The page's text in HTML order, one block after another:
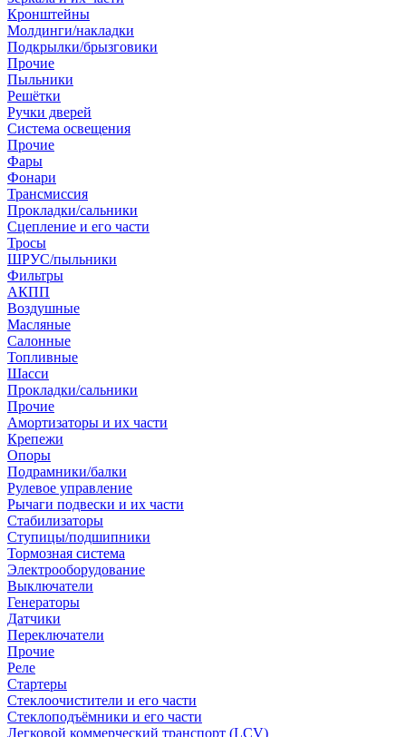
Кронштейны
Молдинги/накладки
Подкрылки/брызговики
Прочие
Пыльники
Решётки
Ручки дверей
Система освещения
Прочие
Фары
Фонари
Трансмиссия
Прокладки/сальники
Сцепление и его части
Тросы
ШРУС/пыльники
Фильтры
АКПП
Воздушные
Масляные
Салонные
Топливные
Шасси
Прокладки/сальники
Прочие
Амортизаторы и их части
Крепежи
Опоры
Подрамники/балки
Рулевое управление
Рычаги подвески и их части
Стабилизаторы
Ступицы/подшипники
Тормозная система
Электрооборудование
Выключатели
Генераторы
Датчики
Переключатели
Прочие
Реле
Стартеры
Стеклоочистители и его части
Стеклоподъёмники и его части
Легковой коммерческий транспорт (LCV)